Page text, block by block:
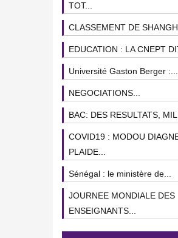
TOT...
CLASSEMENT DE
EDUCATION : LA CNEPT
Université Gaston Berger :...
NEGOCIATIONS...
BAC: DES RESULTATS,
COVID19 : MODOU
PLAIDE...
Sénégal : le ministère de...
JOURNEE MONDIALE DES
ENSEIGNANTS...